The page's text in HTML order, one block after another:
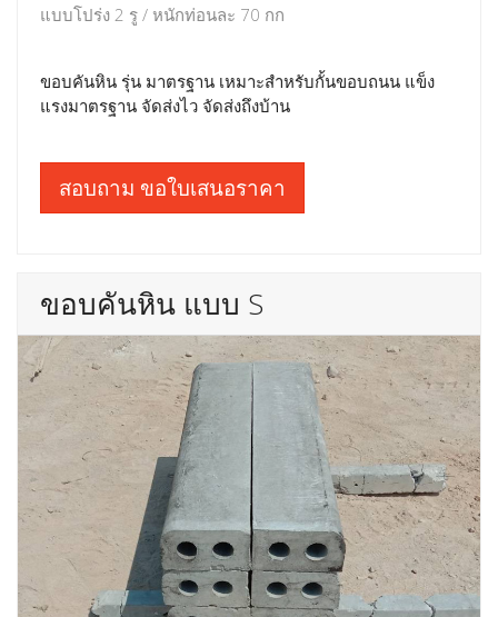
แบบโปร่ง 2 รู / หนักท่อนละ 70 กก
ขอบคันหิน รุ่น มาตรฐาน เหมาะสำหรับกั้นขอบถนน แข็ง
แรงมาตรฐาน จัดส่งไว จัดส่งถึงบ้าน
สอบถาม ขอใบเสนอราคา
ขอบคันหิน แบบ S